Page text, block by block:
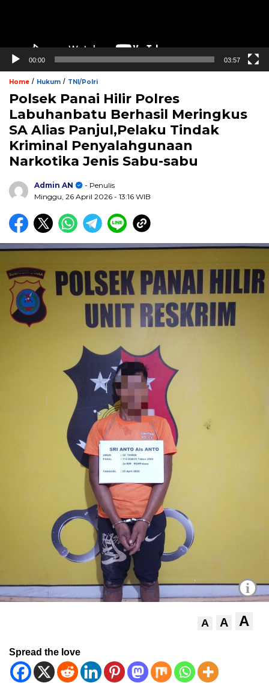
00:00 03:57
Home / Hukum / TNI/Polri
Polsek Panai Hilir Polres
Labuhanbatu Berhasil Meringkus
SA Alias Panjul,Pelaku Tindak
Kriminal Penyalahgunaan
Narkotika Jenis Sabu-sabu
Admin AN
- Penulis
Minggu, 26 April 2026 - 13:16 WIB
i
A A A
Spread the love